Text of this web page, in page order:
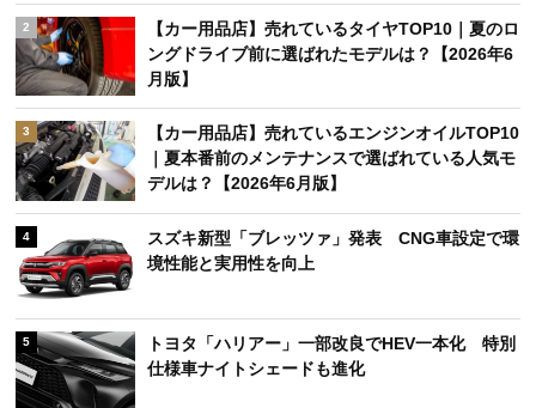
2
【カー用品店】売れているタイヤTOP10｜夏のロ
ングドライブ前に選ばれたモデルは？【2026年6
月版】
3
【カー用品店】売れているエンジンオイルTOP10
｜夏本番前のメンテナンスで選ばれている人気モ
デルは？【2026年6月版】
4
スズキ新型「ブレッツァ」発表 CNG車設定で環
境性能と実用性を向上
5
トヨタ「ハリアー」一部改良でHEV一本化 特別
仕様車ナイトシェードも進化